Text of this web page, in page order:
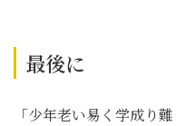
最後に
「少年老い易く学成り